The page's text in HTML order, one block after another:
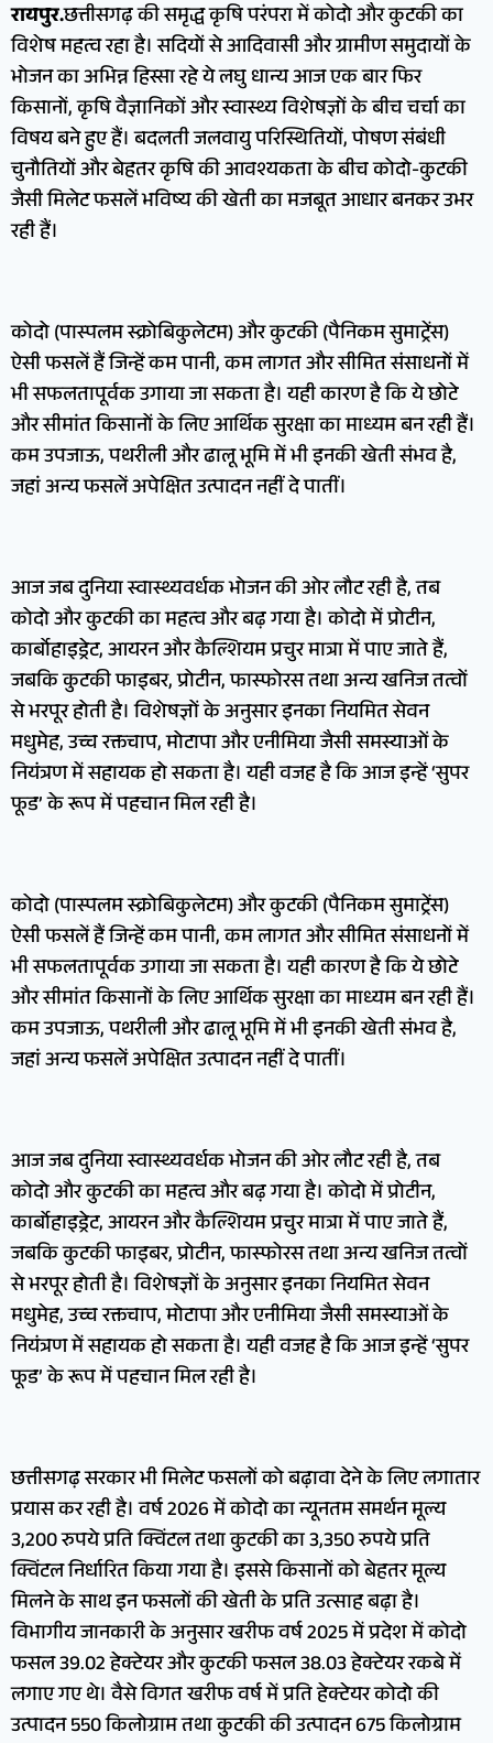
रायपुर.छत्तीसगढ़ की समृद्ध कृषि परंपरा में कोदो और कुटकी का
विशेष महत्व रहा है। सदियों से आदिवासी और ग्रामीण समुदायों के
भोजन का अभिन्न हिस्सा रहे ये लघु धान्य आज एक बार फिर
किसानों, कृषि वैज्ञानिकों और स्वास्थ्य विशेषज्ञों के बीच चर्चा का
विषय बने हुए हैं। बदलती जलवायु परिस्थितियों, पोषण संबंधी
चुनौतियों और बेहतर कृषि की आवश्यकता के बीच कोदो-कुटकी
जैसी मिलेट फसलें भविष्य की खेती का मजबूत आधार बनकर उभर
रही हैं।
कोदो (पास्पलम स्क्रोबिकुलेटम) और कुटकी (पैनिकम सुमाट्रेंस)
ऐसी फसलें हैं जिन्हें कम पानी, कम लागत और सीमित संसाधनों में
भी सफलतापूर्वक उगाया जा सकता है। यही कारण है कि ये छोटे
और सीमांत किसानों के लिए आर्थिक सुरक्षा का माध्यम बन रही हैं।
कम उपजाऊ, पथरीली और ढालू भूमि में भी इनकी खेती संभव है,
जहां अन्य फसलें अपेक्षित उत्पादन नहीं दे पातीं।
आज जब दुनिया स्वास्थ्यवर्धक भोजन की ओर लौट रही है, तब
कोदो और कुटकी का महत्व और बढ़ गया है। कोदो में प्रोटीन,
कार्बोहाइड्रेट, आयरन और कैल्शियम प्रचुर मात्रा में पाए जाते हैं,
जबकि कुटकी फाइबर, प्रोटीन, फास्फोरस तथा अन्य खनिज तत्वों
से भरपूर होती है। विशेषज्ञों के अनुसार इनका नियमित सेवन
मधुमेह, उच्च रक्तचाप, मोटापा और एनीमिया जैसी समस्याओं के
नियंत्रण में सहायक हो सकता है। यही वजह है कि आज इन्हें ‘सुपर
फूड’ के रूप में पहचान मिल रही है।
कोदो (पास्पलम स्क्रोबिकुलेटम) और कुटकी (पैनिकम सुमाट्रेंस)
ऐसी फसलें हैं जिन्हें कम पानी, कम लागत और सीमित संसाधनों में
भी सफलतापूर्वक उगाया जा सकता है। यही कारण है कि ये छोटे
और सीमांत किसानों के लिए आर्थिक सुरक्षा का माध्यम बन रही हैं।
कम उपजाऊ, पथरीली और ढालू भूमि में भी इनकी खेती संभव है,
जहां अन्य फसलें अपेक्षित उत्पादन नहीं दे पातीं।
आज जब दुनिया स्वास्थ्यवर्धक भोजन की ओर लौट रही है, तब
कोदो और कुटकी का महत्व और बढ़ गया है। कोदो में प्रोटीन,
कार्बोहाइड्रेट, आयरन और कैल्शियम प्रचुर मात्रा में पाए जाते हैं,
जबकि कुटकी फाइबर, प्रोटीन, फास्फोरस तथा अन्य खनिज तत्वों
से भरपूर होती है। विशेषज्ञों के अनुसार इनका नियमित सेवन
मधुमेह, उच्च रक्तचाप, मोटापा और एनीमिया जैसी समस्याओं के
नियंत्रण में सहायक हो सकता है। यही वजह है कि आज इन्हें ‘सुपर
फूड’ के रूप में पहचान मिल रही है।
छत्तीसगढ़ सरकार भी मिलेट फसलों को बढ़ावा देने के लिए लगातार
प्रयास कर रही है। वर्ष 2026 में कोदो का न्यूनतम समर्थन मूल्य
3,200 रुपये प्रति क्विंटल तथा कुटकी का 3,350 रुपये प्रति
क्विंटल निर्धारित किया गया है। इससे किसानों को बेहतर मूल्य
मिलने के साथ इन फसलों की खेती के प्रति उत्साह बढ़ा है।
विभागीय जानकारी के अनुसार खरीफ वर्ष 2025 में प्रदेश में कोदो
फसल 39.02 हेक्टेयर और कुटकी फसल 38.03 हेक्टेयर रकबे में
लगाए गए थे। वैसे विगत खरीफ वर्ष में प्रति हेक्टेयर कोदो की
उत्पादन 550 किलोग्राम तथा कुटकी की उत्पादन 675 किलोग्राम